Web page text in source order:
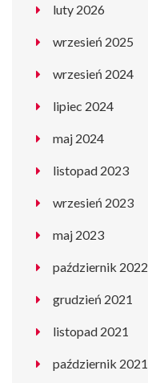
luty 2026
wrzesień 2025
wrzesień 2024
lipiec 2024
maj 2024
listopad 2023
wrzesień 2023
maj 2023
październik 2022
grudzień 2021
listopad 2021
październik 2021